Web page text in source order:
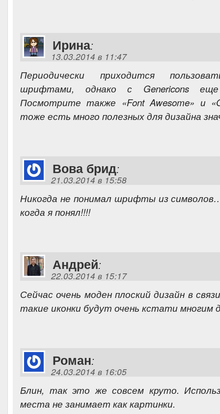
Ирина:
13.03.2014 в 11:47
Периодически приходится
шрифтами, однако с Genericons
Посмотрите также «Font Awesome» и
тоже есть много полезных для дизайна
Вова брид:
21.03.2014 в 15:58
Никогда не понимал шрифты из
когда я понял!!!!
Андрей:
22.03.2014 в 15:17
Сейчас очень моден плоский дизайн в
такие иконки будут очень кстати многим
Роман:
24.03.2014 в 16:05
Блин, так это же совсем круто.
места не занимает как картинки.